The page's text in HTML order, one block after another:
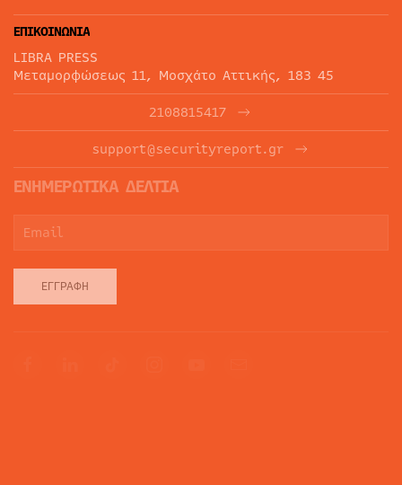
ΕΠΙΚΟΙΝΩΝΙΑ
LIBRA PRESS
Μεταμορφώσεως 11, Μοσχάτο Αττικής, 183 45
2108815417
support@securityreport.gr
ΕΝΗΜΕΡΩΤΙΚΑ ΔΕΛΤΙΑ
ΕΓΓΡΑΦΉ